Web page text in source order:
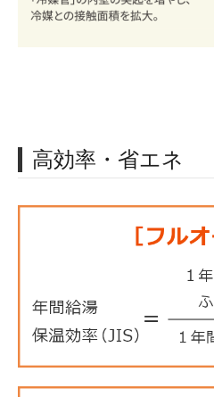
高効率・省エネ